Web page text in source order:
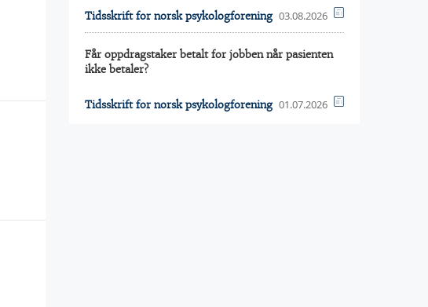
Tidsskrift for norsk psykologforening 03.08.2026
Får oppdragstaker betalt for jobben når pasienten
ikke betaler?
Tidsskrift for norsk psykologforening 01.07.2026